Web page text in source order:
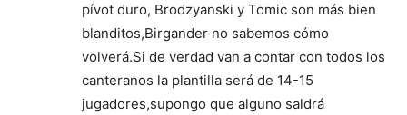
pívot duro, Brodzyanski y Tomic son más bien
blanditos,Birgander no sabemos cómo
volverá.Si de verdad van a contar con todos los
canteranos la plantilla será de 14-15
jugadores,supongo que alguno saldrá